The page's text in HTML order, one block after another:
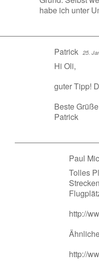
habe ich unter
Patrick 25.
Hi Oli,
guter Tipp!
Beste
Patrick
Paul
Tolles
http://
http://